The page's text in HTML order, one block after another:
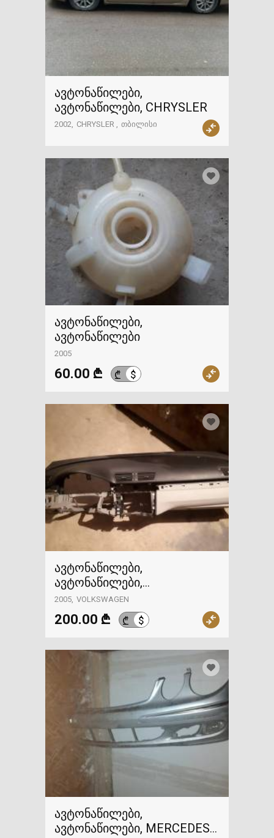
ავტონაწილები,
ავტონაწილები, CHRYSLER
2002 CHRYSLER თბილისი
ავტონაწილები,
ავტონაწილები
2005
60.00 ₾ ₾ $
ავტონაწილები,
ავტონაწილები,
VOLKSWAGEN
2005 VOLKSWAGEN
200.00 ₾ ₾ $
ავტონაწილები,
ავტონაწილები, MERCEDES-